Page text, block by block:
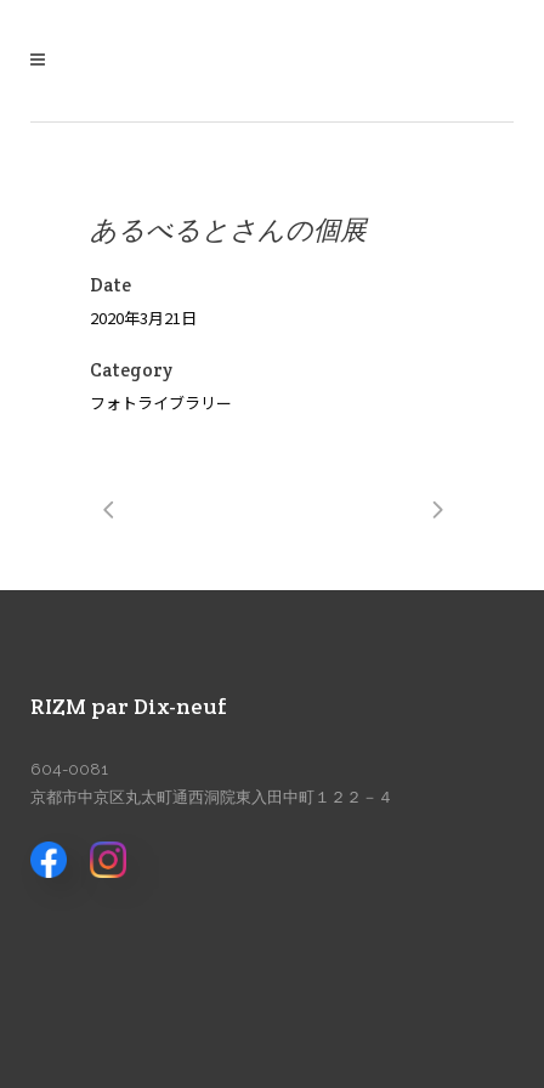
あるべるとさんの個展
Date
2020年3月21日
Category
フォトライブラリー
RIZM par Dix-neuf
604-0081
京都市中京区丸太町通西洞院東入田中町１２２－４